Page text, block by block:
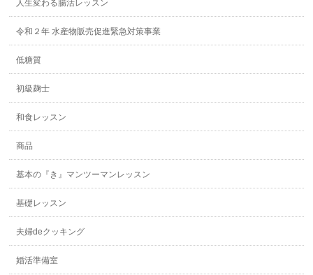
人生変わる腸活レッスン
令和２年 水産物販売促進緊急対策事業
低糖質
初級麹士
和食レッスン
商品
基本の『き』マンツーマンレッスン
基礎レッスン
夫婦deクッキング
婚活準備室